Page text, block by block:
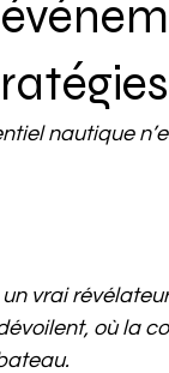
nautique
vrai
où la